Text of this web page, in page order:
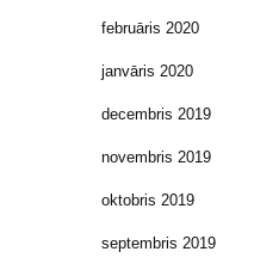
februāris 2020
janvāris 2020
decembris 2019
novembris 2019
oktobris 2019
septembris 2019